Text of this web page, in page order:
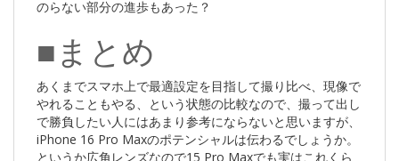
のらない部分の進歩もあった？
■まとめ
あくまでスマホ上で最適設定を目指して撮り比べ、現像で
やれることもやる、という状態の比較なので、撮って出し
で勝負したい人にはあまり参考にならないと思いますが、
iPhone 16 Pro Maxのポテンシャルは伝わるでしょうか。
というか広角レンズなので15 Pro Maxでも実はこれくら